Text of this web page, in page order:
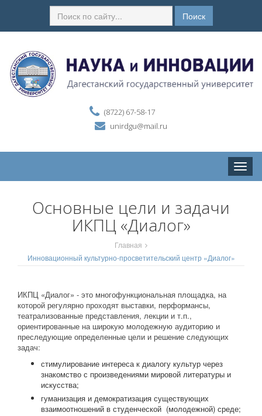
Поиск
(8722) 67-58-17
unirdgu@mail.ru
Toggle
Основные цели и задачи
ИКПЦ «Диалог»
Главная
Инновационный культурно-просветительский центр «Диалог»
ИКПЦ «Диалог» - это многофункциональная площадка, на
которой регулярно проходят выставки, перформансы,
театрализованные представления, лекции и т.п.,
ориентированные на широкую молодежную аудиторию и
преследующие определенные цели и решение следующих
задач:
стимулирование интереса к диалогу культур через
знакомство с произведениями мировой литературы и
искусства;
гуманизация и демократизация существующих
взаимоотношений в студенческой (молодежной) среде;